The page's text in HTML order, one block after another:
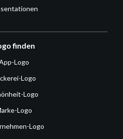
finden
Logo
Logo
Logo
Logo
Logo